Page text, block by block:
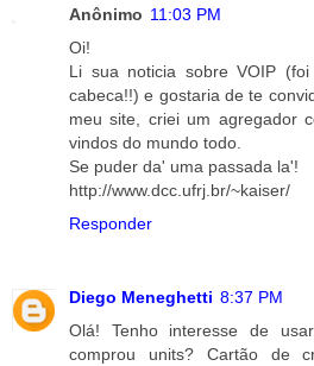
Anônimo 11:03 PM
Oi!
Li sua noticia sobre VOIP
cabeca!!) e gostaria de te
meu site, criei um agregador
vindos do mundo todo.
Se puder da' uma passada la'!
http://www.dcc.ufrj.br/~kaiser/
Responder
Diego Meneghetti 8:37 PM
Olá! Tenho interesse de
comprou units? Cartão de